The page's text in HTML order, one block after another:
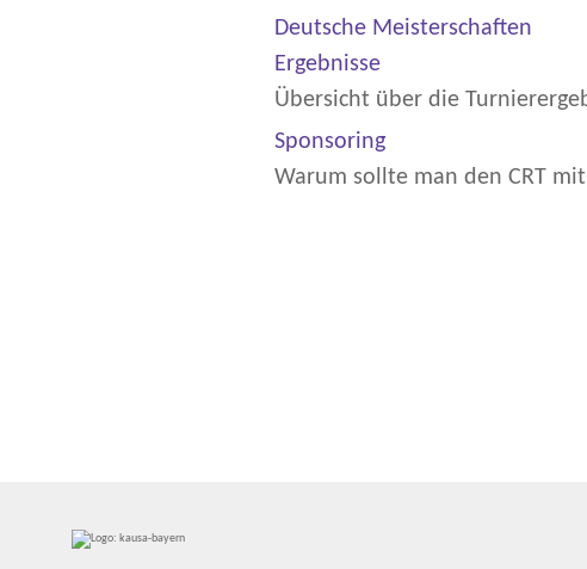
Deutsche Meisterschaften
Ergebnisse
Übersicht über die
Sponsoring
Warum sollte man den CRT